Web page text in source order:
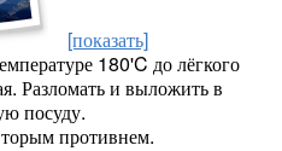
[показать]
180'C до лёгкого
Разломать и выложить в
посуду.
противнем.